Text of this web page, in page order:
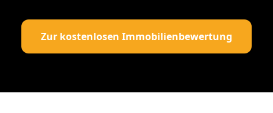
Zur kostenlosen Immobilienbewertung